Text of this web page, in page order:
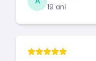
19 ani